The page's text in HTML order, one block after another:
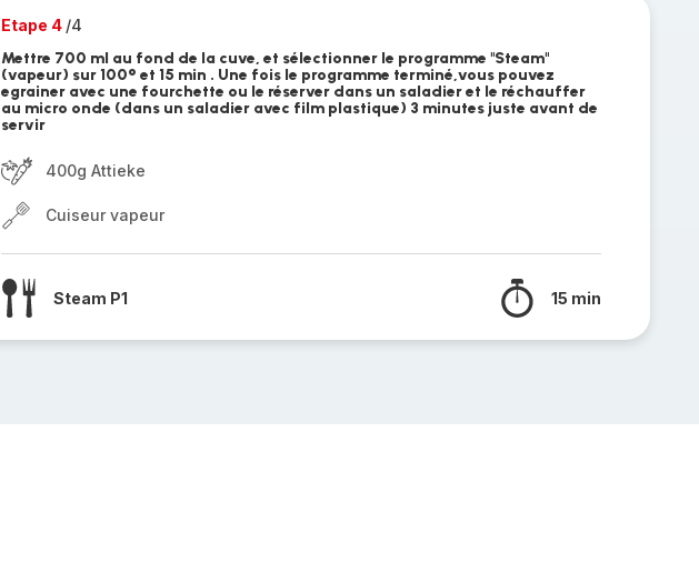
Etape 4 /4
Mettre 700 ml au fond de la cuve, et sélectionner le programme "Steam"
(vapeur) sur 100° et 15 min . Une fois le programme terminé,vous pouvez
egrainer avec une fourchette ou le réserver dans un saladier et le réchauffer
au micro onde (dans un saladier avec film plastique) 3 minutes juste avant de
servir
400g Attieke
Cuiseur vapeur
Steam P1 15 min